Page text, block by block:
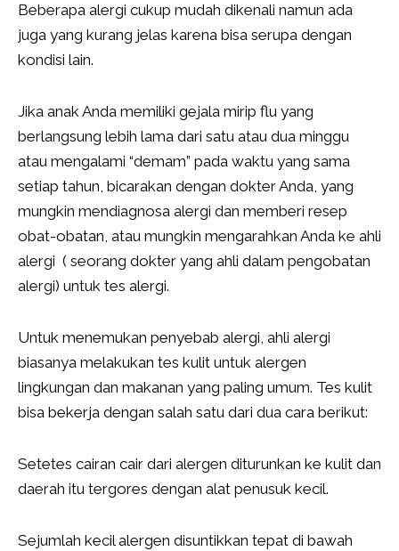
Beberapa alergi cukup mudah dikenali namun ada
juga yang kurang jelas karena bisa serupa dengan
kondisi lain.
Jika anak Anda memiliki gejala mirip flu yang
berlangsung lebih lama dari satu atau dua minggu
atau mengalami “demam” pada waktu yang sama
setiap tahun, bicarakan dengan dokter Anda, yang
mungkin mendiagnosa alergi dan memberi resep
obat-obatan, atau mungkin mengarahkan Anda ke ahli
alergi ( seorang dokter yang ahli dalam pengobatan
alergi) untuk tes alergi.
Untuk menemukan penyebab alergi, ahli alergi
biasanya melakukan tes kulit untuk alergen
lingkungan dan makanan yang paling umum. Tes kulit
bisa bekerja dengan salah satu dari dua cara berikut:
Setetes cairan cair dari alergen diturunkan ke kulit dan
daerah itu tergores dengan alat penusuk kecil.
Sejumlah kecil alergen disuntikkan tepat di bawah